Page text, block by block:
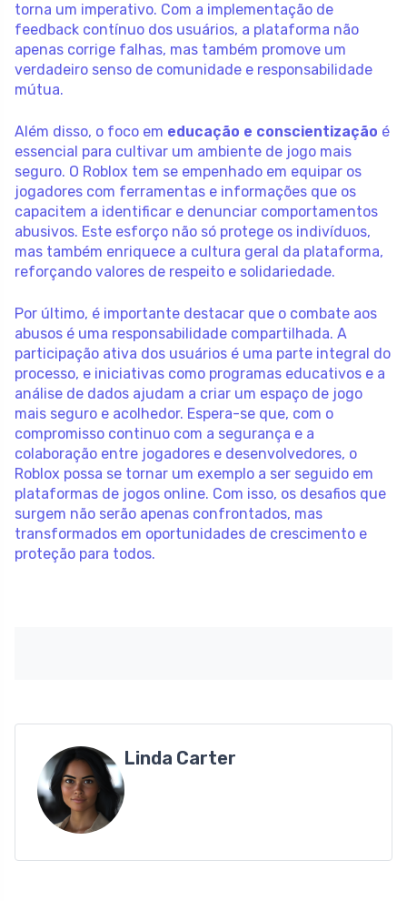
torna um imperativo. Com a implementação de
feedback contínuo dos usuários, a plataforma não
apenas corrige falhas, mas também promove um
verdadeiro senso de comunidade e responsabilidade
mútua.
Além disso, o foco em educação e conscientização é
essencial para cultivar um ambiente de jogo mais
seguro. O Roblox tem se empenhado em equipar os
jogadores com ferramentas e informações que os
capacitem a identificar e denunciar comportamentos
abusivos. Este esforço não só protege os indivíduos,
mas também enriquece a cultura geral da plataforma,
reforçando valores de respeito e solidariedade.
Por último, é importante destacar que o combate aos
abusos é uma responsabilidade compartilhada. A
participação ativa dos usuários é uma parte integral do
processo, e iniciativas como programas educativos e a
análise de dados ajudam a criar um espaço de jogo
mais seguro e acolhedor. Espera-se que, com o
compromisso continuo com a segurança e a
colaboração entre jogadores e desenvolvedores, o
Roblox possa se tornar um exemplo a ser seguido em
plataformas de jogos online. Com isso, os desafios que
surgem não serão apenas confrontados, mas
transformados em oportunidades de crescimento e
proteção para todos.
Linda Carter